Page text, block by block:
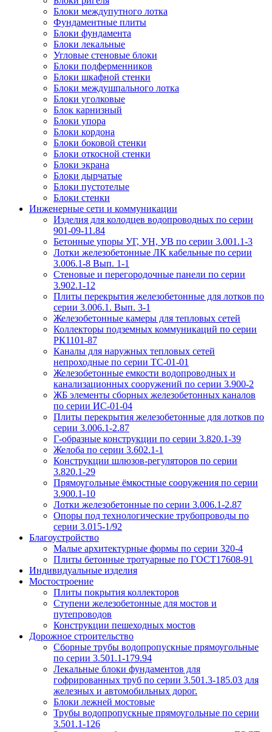
Блоки междупутного лотка
Фундаментные плиты
Блоки фундамента
Блоки лекальные
Угловые стеновые блоки
Блоки подферменников
Блоки шкафной стенки
Блоки междушпального лотка
Блоки уголковые
Блок карнизный
Блоки упора
Блоки кордона
Блоки боковой стенки
Блоки откосной стенки
Блоки экрана
Блоки дырчатые
Блоки пустотелые
Блоки стенки
Инженерные сети и коммуникации
Изделия для колодцев водопроводных по серии
901-09-11.84
Бетонные упоры УГ, УН, УВ по серии 3.001.1-3
Лотки железобетонные ЛК кабельные по серии
3.006.1-8 Вып. 1-1
Стеновые и перегородочные панели по серии
3.902.1-12
Плиты перекрытия железобетонные для лотков по
серии 3.006.1. Вып. 3-1
Железобетонные камеры для тепловых сетей
Коллекторы подземных коммуникаций по серии
РК1101-87
Каналы для наружных тепловых сетей
непроходные по серии ТС-01-01
Железобетонные емкости водопроводных и
канализационных сооружений по серии 3.900-2
ЖБ элементы сборных железобетонных каналов
по серии ИС-01-04
Плиты перекрытия железобетонные для лотков по
серии 3.006.1-2.87
Г-образные конструкции по серии 3.820.1-39
Желоба по серии 3.602.1-1
Конструкции шлюзов-регуляторов по серии
3.820.1-29
Прямоугольные ёмкостные сооружения по серии
3.900.1-10
Лотки железобетонные по серии 3.006.1-2.87
Опоры под технологические трубопроводы по
серии 3.015-1/92
Благоустройство
Малые архитектурные формы по серии 320-4
Плиты бетонные тротуарные по ГОСТ17608-91
Индивидуальные изделия
Мостостроение
Плиты покрытия коллекторов
Ступени железобетонные для мостов и
путепроводов
Конструкции пешеходных мостов
Дорожное строительство
Сборные трубы водопропускные прямоугольные
по серии 3.501.1-179.94
Лекальные блоки фундаментов для
гофрированных труб по серии 3.501.3-185.03 для
железных и автомобильных дорог.
Блоки лежней мостовые
Трубы водопропускные прямоугольные по серии
3.501.1-126